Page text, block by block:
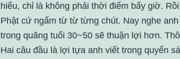
hiểu, chỉ là không phải thời điểm bấy giờ.
Phật cứ ngấm từ từ từng chút. Nay nghe
trong quãng tuổi 30~50 sẽ thuận lợi hơn.
Hai câu đầu là lợi tựa anh viết trong quyển